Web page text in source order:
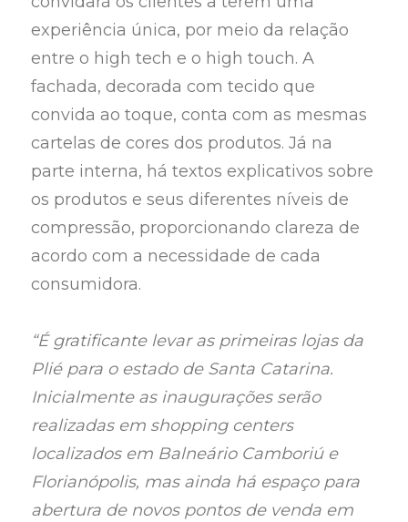
experiência única, por meio da relação
entre o high tech e o high touch. A
fachada, decorada com tecido que
convida ao toque, conta com as mesmas
cartelas de cores dos produtos. Já na
parte interna, há textos explicativos sobre
os produtos e seus diferentes níveis de
compressão, proporcionando clareza de
acordo com a necessidade de cada
consumidora.
“É gratificante levar as primeiras lojas da
Plié para o estado de Santa Catarina.
Inicialmente as inaugurações serão
realizadas em shopping centers
localizados em Balneário Camboriú e
Florianópolis, mas ainda há espaço para
abertura de novos pontos de venda em